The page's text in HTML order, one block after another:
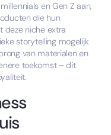
en Gen Z aan,
die hun
deze niche extra
storytelling mogelijk
van materialen en
toekomst – dit